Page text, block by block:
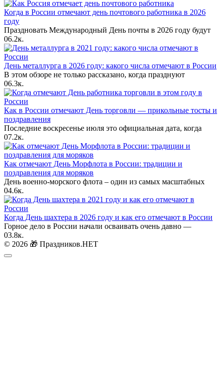
Когда в России отмечают день почтового работника в 2026
году
Праздновать Международный День почты в 2026 году будут
06.2к.
День металлурга в 2026 году: какого числа отмечают в России
В этом обзоре не только рассказано, когда празднуют
06.3к.
Как в России отмечают День торговли — прикольные тосты и
поздравления
Последние воскресенье июля это официальная дата, когда
07.2к.
Как отмечают День Морфлота в России: традиции и
поздравления для моряков
День военно-морского флота – один из самых масштабных
04.6к.
Когда День шахтера в 2026 году и как его отмечают в России
Горное дело в России начали осваивать очень давно —
03.8к.
© 2026 🎁 Праздников.НЕТ